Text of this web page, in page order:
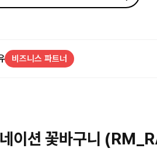
비즈니스 파트너
이션 꽃바구니